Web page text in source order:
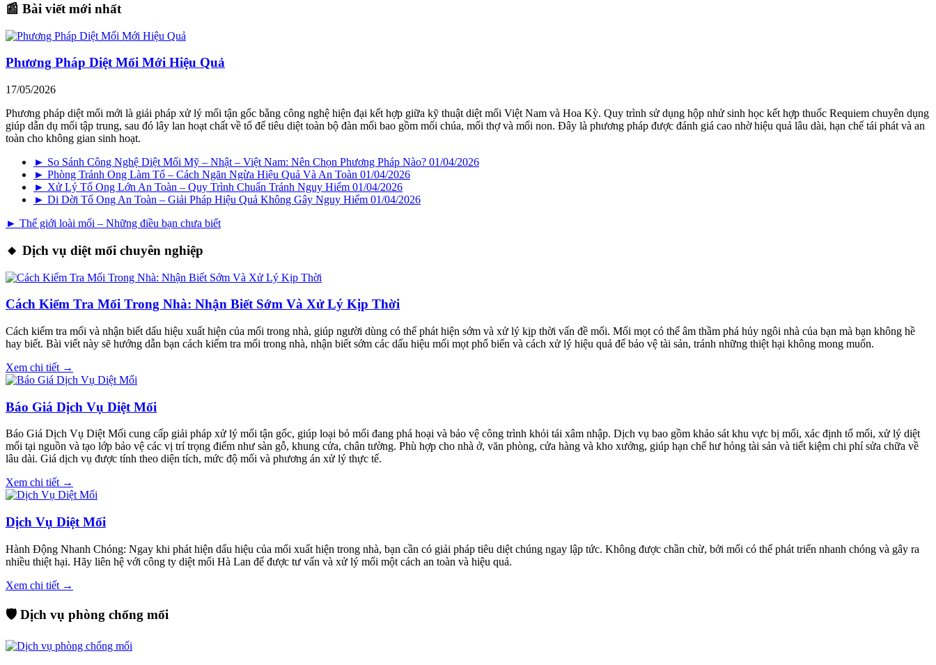
📰 Bài viết mới nhất
Phương Pháp Diệt Mối Mới Hiệu Quả
17/05/2026
Phương pháp diệt mối mới là giải pháp xử lý mối tận gốc bằng công nghệ hiện đại kết hợp giữa kỹ thuật diệt mối Việt Nam và Hoa Kỳ. Quy trình sử dụng hộp nhử sinh học kết hợp thuốc Requiem chuyên dụng
giúp dẫn dụ mối tập trung, sau đó lây lan hoạt chất về tổ để tiêu diệt toàn bộ đàn mối bao gồm mối chúa, mối thợ và mối non. Đây là phương pháp được đánh giá cao nhờ hiệu quả lâu dài, hạn chế tái phát và an
toàn cho không gian sinh hoạt.
► So Sánh Công Nghệ Diệt Mối Mỹ – Nhật – Việt Nam: Nên Chọn Phương Pháp Nào? 01/04/2026
► Phòng Tránh Ong Làm Tổ – Cách Ngăn Ngừa Hiệu Quả Và An Toàn 01/04/2026
► Xử Lý Tổ Ong Lớn An Toàn – Quy Trình Chuẩn Tránh Nguy Hiểm 01/04/2026
► Di Dời Tổ Ong An Toàn – Giải Pháp Hiệu Quả Không Gây Nguy Hiểm 01/04/2026
► Thế giới loài mối – Những điều bạn chưa biết
🔸 Dịch vụ diệt mối chuyên nghiệp
Cách Kiểm Tra Mối Trong Nhà: Nhận Biết Sớm Và Xử Lý Kịp Thời
Cách kiểm tra mối và nhận biết dấu hiệu xuất hiện của mối trong nhà, giúp người dùng có thể phát hiện sớm và xử lý kịp thời vấn đề mối. Mối mọt có thể âm thầm phá hủy ngôi nhà của bạn mà bạn không hề
hay biết. Bài viết này sẽ hướng dẫn bạn cách kiểm tra mối trong nhà, nhận biết sớm các dấu hiệu mối mọt phổ biến và cách xử lý hiệu quả để bảo vệ tài sản, tránh những thiệt hại không mong muốn.
Xem chi tiết →
Báo Giá Dịch Vụ Diệt Mối
Báo Giá Dịch Vụ Diệt Mối cung cấp giải pháp xử lý mối tận gốc, giúp loại bỏ mối đang phá hoại và bảo vệ công trình khỏi tái xâm nhập. Dịch vụ bao gồm khảo sát khu vực bị mối, xác định tổ mối, xử lý diệt
mối tại nguồn và tạo lớp bảo vệ các vị trí trọng điểm như sàn gỗ, khung cửa, chân tường. Phù hợp cho nhà ở, văn phòng, cửa hàng và kho xưởng, giúp hạn chế hư hỏng tài sản và tiết kiệm chi phí sửa chữa về
lâu dài. Giá dịch vụ được tính theo diện tích, mức độ mối và phương án xử lý thực tế.
Xem chi tiết →
Dịch Vụ Diệt Mối
Hành Động Nhanh Chóng: Ngay khi phát hiện dấu hiệu của mối xuất hiện trong nhà, bạn cần có giải pháp tiêu diệt chúng ngay lập tức. Không được chần chừ, bởi mối có thể phát triển nhanh chóng và gây ra
nhiều thiệt hại. Hãy liên hệ với công ty diệt mối Hà Lan để được tư vấn và xử lý mối một cách an toàn và hiệu quả.
Xem chi tiết →
🛡️ Dịch vụ phòng chống mối